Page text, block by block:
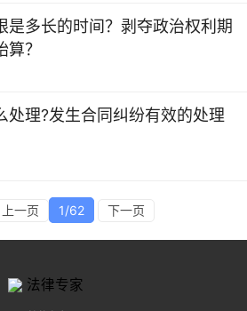
是多长的时间？剥夺政治权利期
？
处理?发生合同纠纷有效的处理
上一页 1/62 下一页